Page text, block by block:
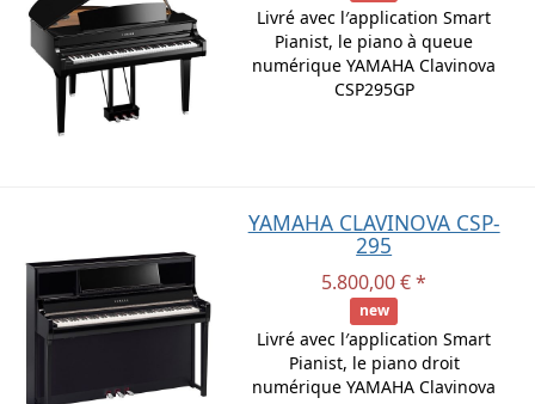
Livré avec l′application Smart
Pianist, le piano à queue
numérique YAMAHA Clavinova
CSP295GP
YAMAHA CLAVINOVA CSP-
295
5.800,00 € *
new
Livré avec l′application Smart
Pianist, le piano droit
numérique YAMAHA Clavinova